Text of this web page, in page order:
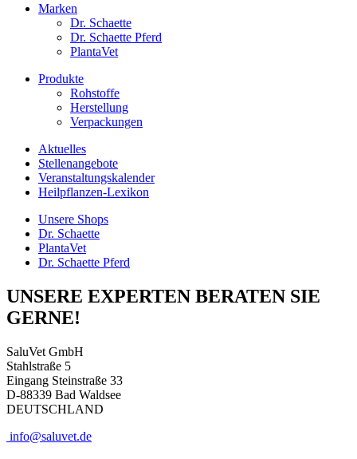
Marken
Dr. Schaette
Dr. Schaette Pferd
PlantaVet
Produkte
Rohstoffe
Herstellung
Verpackungen
Aktuelles
Stellenangebote
Veranstaltungskalender
Heilpflanzen-Lexikon
Unsere Shops
Dr. Schaette
PlantaVet
Dr. Schaette Pferd
UNSERE EXPERTEN BERATEN SIE
GERNE!
SaluVet GmbH
Stahlstraße 5
Eingang Steinstraße 33
D-88339 Bad Waldsee
DEUTSCHLAND
info@saluvet.de